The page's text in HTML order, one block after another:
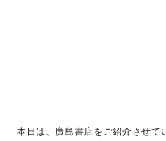
本日は、廣島書店をご紹介させて